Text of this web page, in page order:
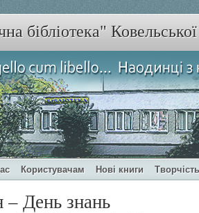
бібліотека"
Користувачам Нові книги
– День знань